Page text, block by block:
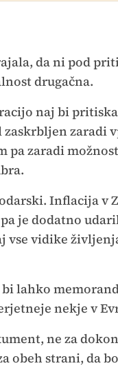
da ni pod
drugačna.
naj bi
zaradi
zaradi
Inflacija v
je dodatno
vse vidike
lahko
nekje v
ne za
obeh strani, da